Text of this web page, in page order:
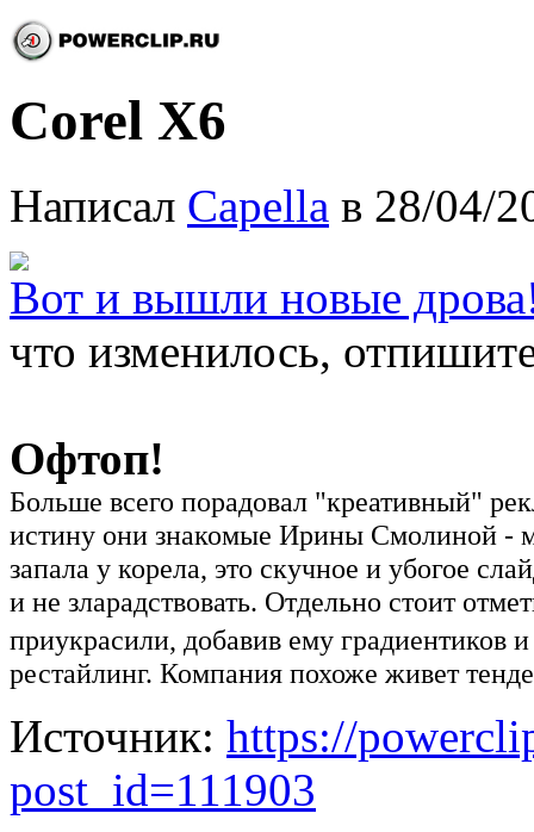
Corel X6
Написал Capella в 28/04/
Вот и вышли новые
что изменилось,
Офтоп!
Больше всего порадовал "креативный"
истину они знакомые Ирины Смолиной -
запала у корела, это скучное и убогое
и не зларадствовать. Отдельно стоит
приукрасили, добавив ему градиентиков
рестайлинг. Компания похоже живет
Источник: https://
post_id=111903